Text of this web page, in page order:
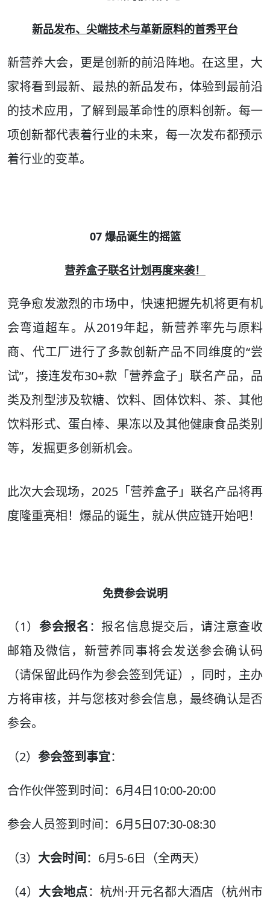
新品发布、尖端技术与革新原料的首秀平台
新营养大会，更是创新的前沿阵地。在这里，大
家将看到最新、最热的新品发布，体验到最前沿
的技术应用，了解到最革命性的原料创新。每一
项创新都代表着行业的未来，每一次发布都预示
着行业的变革。
07 爆品诞生的摇篮
营养盒子联名计划再度来袭！
竞争愈发激烈的市场中，快速把握先机将更有机
会弯道超车。从2019年起，新营养率先与原料
商、代工厂进行了多款创新产品不同维度的“尝
试”，接连发布30+款「营养盒子」联名产品，品
类及剂型涉及软糖、饮料、固体饮料、茶、其他
饮料形式、蛋白棒、果冻以及其他健康食品类别
等，发掘更多创新机会。
此次大会现场，2025「营养盒子」联名产品将再
度隆重亮相！爆品的诞生，就从供应链开始吧！
免费参会说明
（1） 参会报名 ：报名信息提交后，请注意查收
邮箱及微信，新营养同事将会发送参会确认码
（请保留此码作为参会签到凭证），同时，主办
方将审核，并与您核对参会信息，最终确认是否
参会。
（2） 参会签到事宜：
合作伙伴签到时间：6月4日10:00-20:00
参会人员签到时间：6月5日07:30-08:30
（3） 大会时间：6月5-6日（全两天）
（4）大会地点：杭州·开元名都大酒店（杭州市